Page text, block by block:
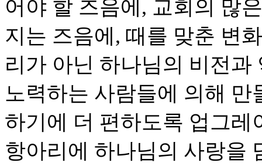
어야 할 즈음에, 교회의 많
지는 즈음에, 때를 맞춘 변
리가 아닌 하나님의 비전
노력하는 사람들에 의해
하기에 더 편하도록 업그레
항아리에 하나님의 사랑을